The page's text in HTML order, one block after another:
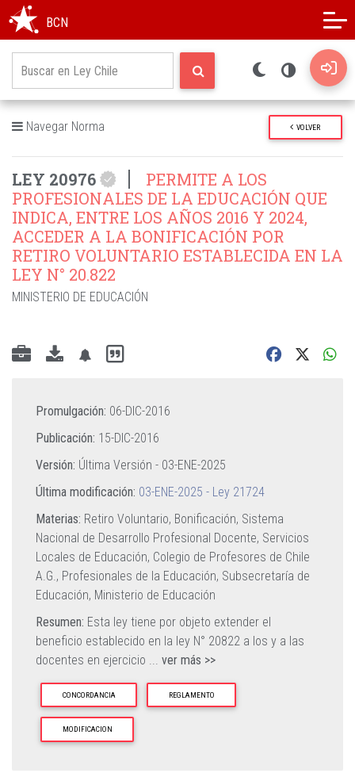
BCN
Navegar Norma VOLVER
LEY 20976
PERMITE A LOS
PROFESIONALES DE LA EDUCACIÓN QUE
INDICA, ENTRE LOS AÑOS 2016 Y 2024,
ACCEDER A LA BONIFICACIÓN POR
RETIRO VOLUNTARIO ESTABLECIDA EN LA
LEY N° 20.822
MINISTERIO DE EDUCACIÓN
Promulgación: 06-DIC-2016
Publicación: 15-DIC-2016
Versión: Última Versión - 03-ENE-2025
Última modificación: 03-ENE-2025 - Ley 21724
Materias: Retiro Voluntario, Bonificación, Sistema
Nacional de Desarrollo Profesional Docente, Servicios
Locales de Educación, Colegio de Profesores de Chile
A.G., Profesionales de la Educación, Subsecretaría de
Educación, Ministerio de Educación
Resumen: Esta ley tiene por objeto extender el
beneficio establecido en la ley N° 20822 a los y a las
docentes en ejercicio ... ver más >>
CONCORDANCIA REGLAMENTO
MODIFICACION